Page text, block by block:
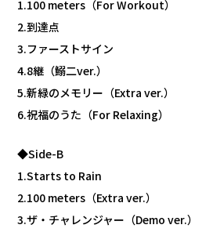
1.100 meters（For Workout）
2.到達点
3.ファーストサイン
4.8継（鰯二ver.）
5.新緑のメモリー（Extra ver.）
6.祝福のうた（For Relaxing）
◆Side-B
1.Starts to Rain
2.100 meters（Extra ver.）
3.ザ・チャレンジャー（Demo ver.）